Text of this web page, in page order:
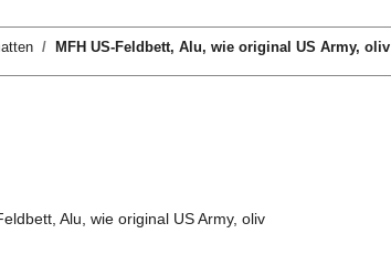
MFH US-Feldbett, Alu, wie original US Army, oliv